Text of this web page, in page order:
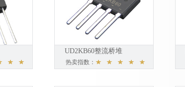
UD2KB60整流桥堆
热卖指数：